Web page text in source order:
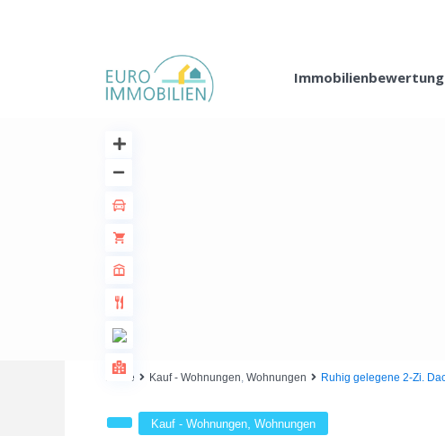
Immobilienbewertung
Home Kauf - Wohnungen, Wohnungen Ruhig gelegene 2-Zi.
Kauf - Wohnungen Wohnungen